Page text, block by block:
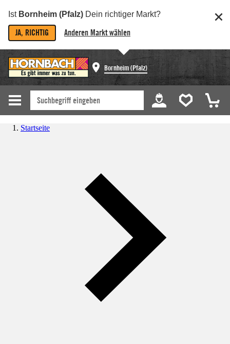
Ist Bornheim (Pfalz) Dein richtiger Markt?
JA, RICHTIG Anderen Markt wählen
Bornheim (Pfalz)
Startseite